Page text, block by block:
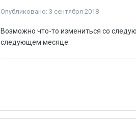
Опубликовано: 3 сентября 2018
Возможно что-то измениться со
следующем месяце.